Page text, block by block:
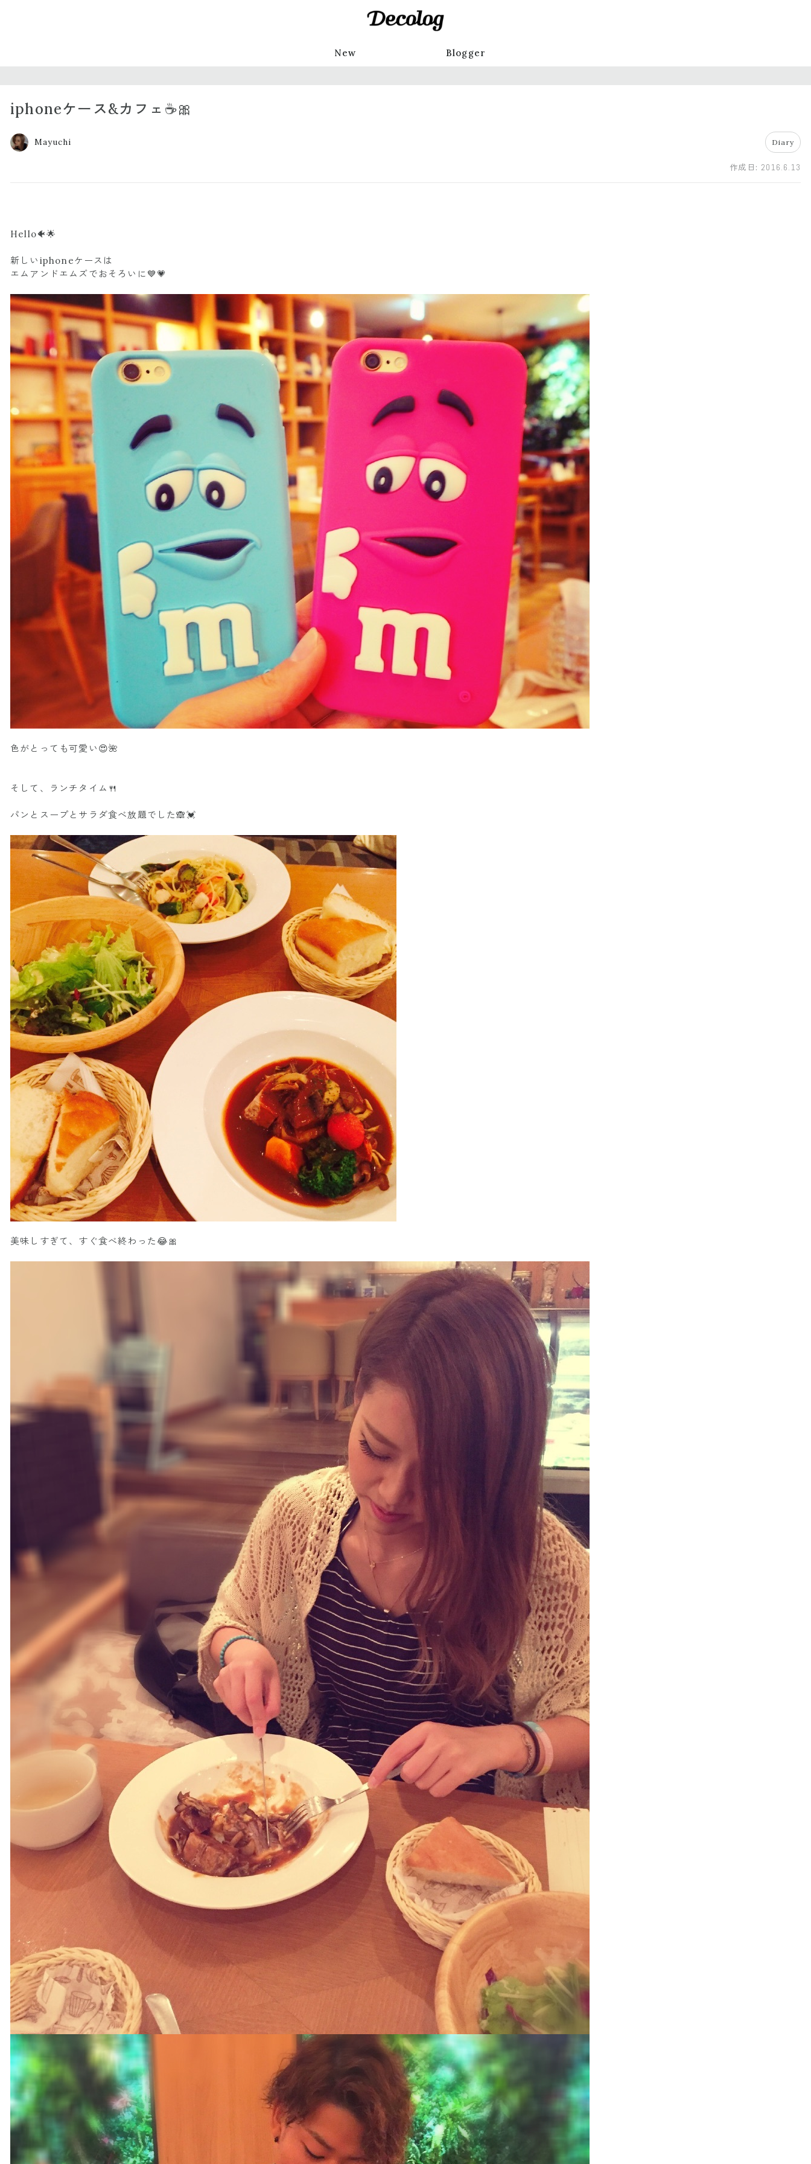
New Blogger
iphoneケース&カフェ☕️🎀
Mayuchi Diary
作成日:2016.6.13
Hello🐠🌟
新しいiphoneケースは
エムアンドエムズでおそろいに💙💗
色がとっても可愛い😍🌺
そして、ランチタイム🍴
パンとスープとサラダ食べ放題でした🙈💓
美味しすぎて、すぐ食べ終わった😂🎀